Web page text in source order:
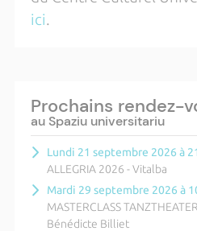
ici.
Prochains rendez-
au Spaziu universitariu
Lundi 21 septembre 2026 à
ALLEGRIA 2026 - Vitalba
Mardi 29 septembre 2026 à
MASTERCLASS
Bénédicte Billiet